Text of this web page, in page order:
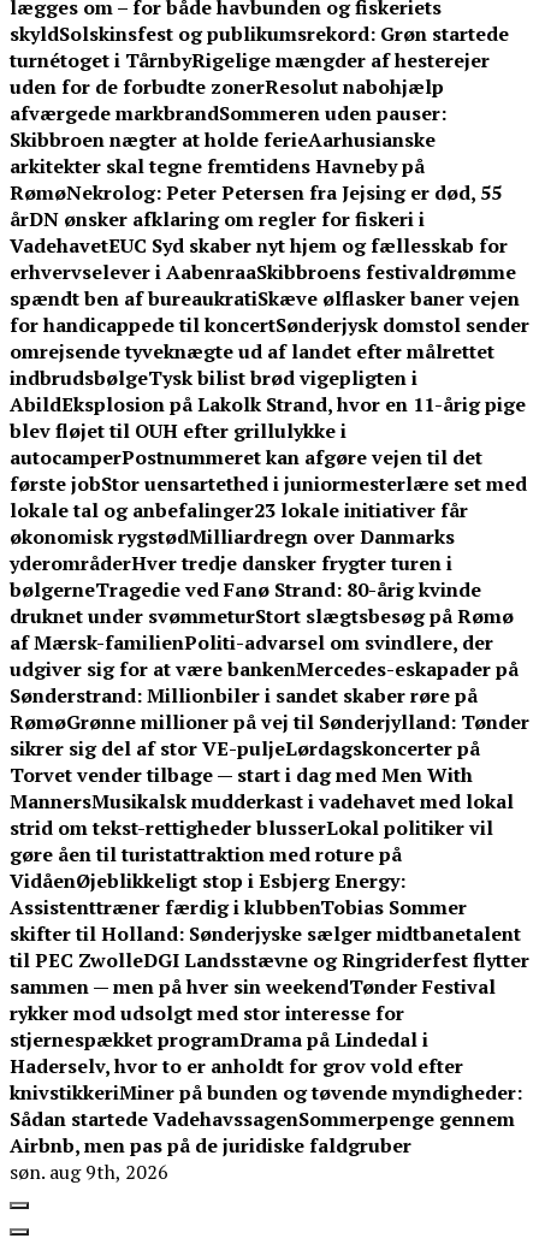
lægges om – for både havbunden og fiskeriets
skyldSolskinsfest og publikumsrekord: Grøn startede
turnétoget i TårnbyRigelige mængder af hesterejer
uden for de forbudte zonerResolut nabohjælp
afværgede markbrandSommeren uden pauser:
Skibbroen nægter at holde ferieAarhusianske
arkitekter skal tegne fremtidens Havneby på
RømøNekrolog: Peter Petersen fra Jejsing er død, 55
årDN ønsker afklaring om regler for fiskeri i
VadehavetEUC Syd skaber nyt hjem og fællesskab for
erhvervselever i AabenraaSkibbroens festivaldrømme
spændt ben af bureaukratiSkæve ølflasker baner vejen
for handicappede til koncertSønderjysk domstol sender
omrejsende tyveknægte ud af landet efter målrettet
indbrudsbølgeTysk bilist brød vigepligten i
AbildEksplosion på Lakolk Strand, hvor en 11-årig pige
blev fløjet til OUH efter grillulykke i
autocamperPostnummeret kan afgøre vejen til det
første jobStor uensartethed i juniormesterlære set med
lokale tal og anbefalinger23 lokale initiativer får
økonomisk rygstødMilliardregn over Danmarks
yderområderHver tredje dansker frygter turen i
bølgerneTragedie ved Fanø Strand: 80-årig kvinde
druknet under svømmeturStort slægtsbesøg på Rømø
af Mærsk-familienPoliti-advarsel om svindlere, der
udgiver sig for at være bankenMercedes-eskapader på
Sønderstrand: Millionbiler i sandet skaber røre på
RømøGrønne millioner på vej til Sønderjylland: Tønder
sikrer sig del af stor VE-puljeLørdagskoncerter på
Torvet vender tilbage — start i dag med Men With
MannersMusikalsk mudderkast i vadehavet med lokal
strid om tekst-rettigheder blusserLokal politiker vil
gøre åen til turistattraktion med roture på
VidåenØjeblikkeligt stop i Esbjerg Energy:
Assistenttræner færdig i klubbenTobias Sommer
skifter til Holland: Sønderjyske sælger midtbanetalent
til PEC ZwolleDGI Landsstævne og Ringriderfest flytter
sammen — men på hver sin weekendTønder Festival
rykker mod udsolgt med stor interesse for
stjernespækket programDrama på Lindedal i
Haderselv, hvor to er anholdt for grov vold efter
knivstikkeriMiner på bunden og tøvende myndigheder:
Sådan startede VadehavssagenSommerpenge gennem
Airbnb, men pas på de juridiske faldgruber
søn. aug 9th, 2026